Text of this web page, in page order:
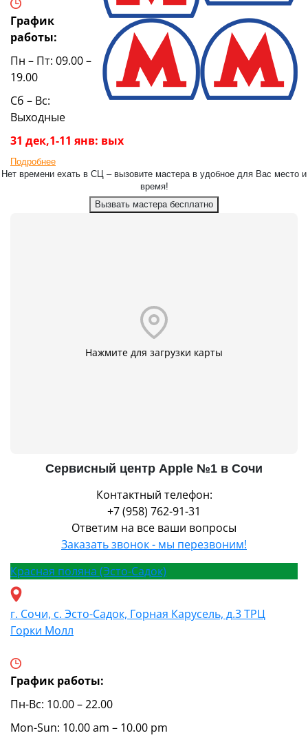
График
работы:
Пн – Пт: 09.00 –
19.00
Сб – Вс:
Выходные
31 дек,1-11 янв: вых
Подробнее
Нет времени ехать в СЦ – вызовите мастера в удобное для Вас место и
время!
Вызвать мастера бесплатно
Нажмите для загрузки карты
Сервисный центр Apple №1 в Сочи
Контактный телефон:
+7 (958) 762-91-31
Ответим на все ваши вопросы
Заказать звонок - мы перезвоним!
Красная поляна (Эсто-Садок)
г. Сочи, с. Эсто-Садок, Горная Карусель, д.3 ТРЦ
Горки Молл
График работы:
Пн-Вс: 10.00 – 22.00
Mon-Sun: 10.00 am – 10.00 pm